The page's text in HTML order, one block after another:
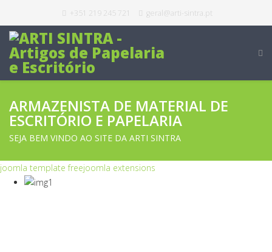
+351 219 245 721 geral@arti-sintra.pt
ARMAZENISTA DE MATERIAL DE
ESCRITÓRIO E PAPELARIA
SEJA BEM VINDO AO SITE DA ARTI SINTRA
joomla template freejoomla extensions